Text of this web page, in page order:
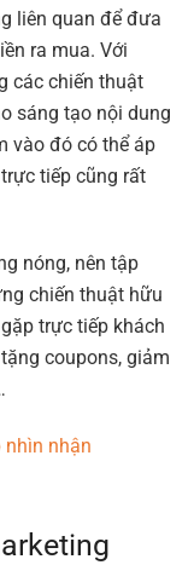
liên quan để đưa
ra mua. Với
các chiến thuật
sáng tạo nội dung
vào đó có thể áp
tiếp cũng rất
nóng, nên tập
chiến thuật hữu
trực tiếp khách
coupons, giảm
nhìn nhận